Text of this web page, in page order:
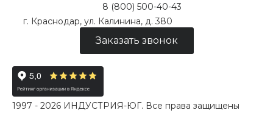
8 (800) 500-40-43
г. Краснодар, ул. Калинина, д. 380
Заказать звонок
1997 - 2026 ИНДУСТРИЯ-ЮГ. Все права защищены